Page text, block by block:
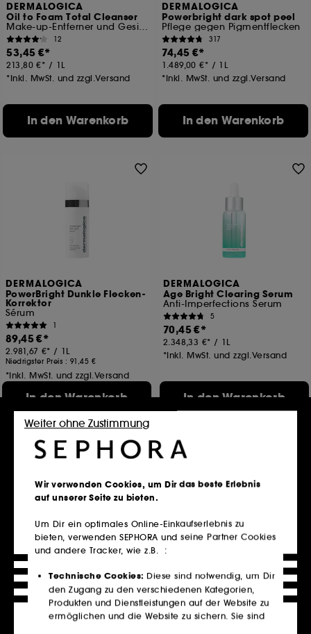
DERMALOGICA
Oil to Foam Total Cleanser
Make-up-Entferner und Gesichtsreiniger
12
53,45 €
213,80 € / 1L
*Inkl. MwSt. und zzgl.Versand
In den Warenkorb
DERMALOGICA
Powerbright dark spot peel
Pflege gegen Pigmentflecken
317
74,45 €
1.489,00 € / 1L
*Inkl. MwSt. und zzgl.Versand
In den Warenkorb
DERMALOGICA
PowerBright Dunkle Flecken-
Korrektor
Sérum
1
89,45 €
2.981,67 € / 1L
Niedrigster Preis : 91,45 €
*Inkl. MwSt. und zzgl.Versand
In den Warenkorb
DERMALOGICA
Age Bright Clearing Serum
Anti-Imperfections Serum
5
70,45 €
2.348,33 € / 1L
*Inkl. MwSt. und zzgl.Versand
In den Warenkorb
DERMALOGICA
Clearing Skin Wash
Nettoyant Purifiant
1
39,95 €
/1L
Multivitamin Power
Recovery Maske
Multivitamin Maske Reparatur
517
62,95 €
Wir verwenden Cookies, um Dir das beste Erlebnis
auf unserer Seite zu bieten.
Um Dir ein optimales Online-Einkaufserlebnis zu
bieten, verwenden SEPHORA und seine Partner Cookies
und andere Tracker, wie z.B. :
Technische Cookies: Diese sind notwendig, um Dir
den Zugang zu den verschiedenen Kategorien,
Produkten und Dienstleistungen auf der Website zu
ermöglichen und die Website zu sichern. Sie sind
Weiter ohne Zustimmung